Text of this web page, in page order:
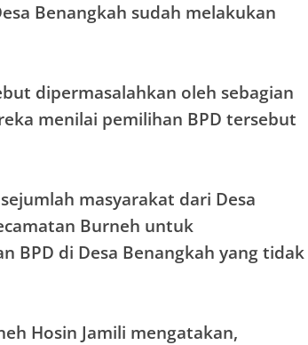
Benangkah sudah melakukan
dipermasalahkan oleh sebagian
menilai pemilihan BPD tersebut
masyarakat dari Desa
Burneh untuk
BPD di Desa Benangkah yang tidak
Hosin Jamili mengatakan,